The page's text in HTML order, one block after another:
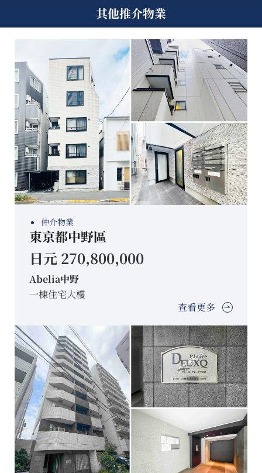
其他推介物業
仲介物業
東京都中野區
日元 270,800,000
Abelia中野
一棟住宅大樓
查看更多